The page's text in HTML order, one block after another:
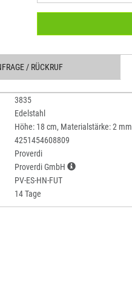
/ RÜCKRUF
3835
Edelstahl
Höhe: 18 cm, Materialstärke: 2 mm
4251454608809
Proverdi
Proverdi GmbH
PV-ES-HN-FUT
14 Tage